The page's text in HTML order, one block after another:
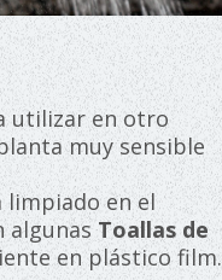
utilizar en otro
muy sensible
limpiado en el
algunasToallas de
en plástico film.